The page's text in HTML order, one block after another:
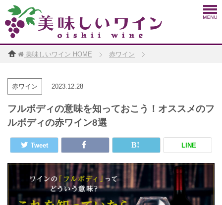
美味しいワイン HOME 赤ワイン
赤ワイン 2023.12.28
フルボディの意味を知っておこう！オススメのフ
ルボディの赤ワイン8選
Tweet LINE